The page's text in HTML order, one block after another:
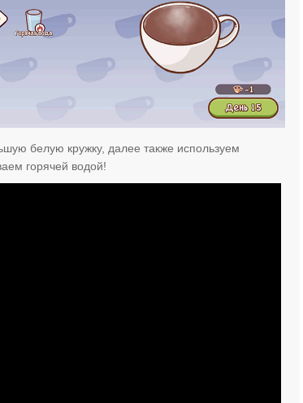
белую кружку, далее также используем
горячей водой!